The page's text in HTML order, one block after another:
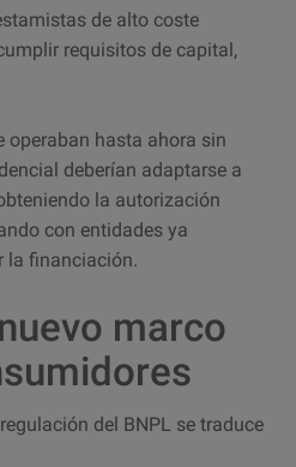
de alto coste
requisitos de capital,
operaban hasta ahora sin
deberían adaptarse a
la autorización
con entidades ya
la financiación.
marco
del BNPL se traduce